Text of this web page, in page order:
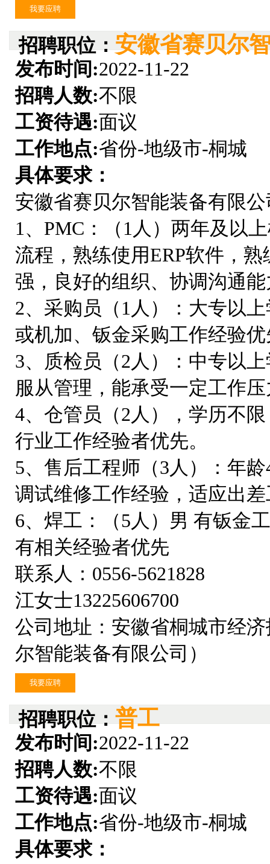
我要应聘
招聘职位： 安徽省赛贝尔
发布时间:2022-11-22
招聘人数:不限
工资待遇:面议
工作地点:省份-地级市-桐城
具体要求：
安徽省赛贝尔智能装备有限
1、PMC：（1人）两年及以
流程，熟练使用ERP软件，
强，良好的组织、协调沟通
2、采购员（1人）：大专以
或机加、钣金采购工作经验
3、质检员（2人）：中专以
服从管理，能承受一定工作
4、仓管员（2人），学历不
行业工作经验者优先。
5、售后工程师（3人）：年
调试维修工作经验，适应出
6、焊工：（5人）男 有钣金
有相关经验者优先
联系人：0556-5621828
江女士13225606700
公司地址：安徽省桐城市经
尔智能装备有限公司）
我要应聘
招聘职位： 普工
发布时间:2022-11-22
招聘人数:不限
工资待遇:面议
工作地点:省份-地级市-桐城
具体要求：